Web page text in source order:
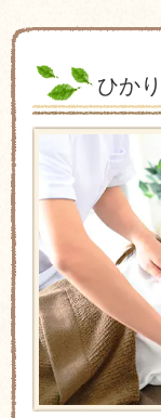
ひか